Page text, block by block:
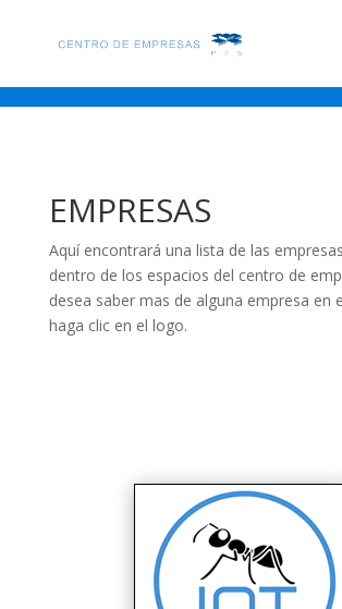
EMPRESAS
Aquí encontrará una lista de las
dentro de los espacios del centro de
desea saber mas de alguna empresa en
haga clic en el logo.